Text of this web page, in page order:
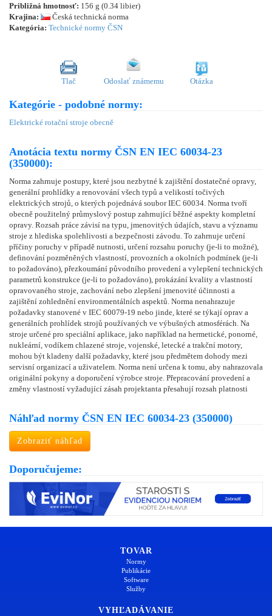
Približná hmotnosť: 156 g (0.34 libier)
Krajina:
Česká technická norma
Kategória: Technické normy ČSN
Tlač Odoslať známemu Otázka
Kategórie - podobné normy:
Elektrické rotační stroje obecně
Anotácia textu normy ČSN EN IEC 60034-23
(350000):
Norma zahrnuje postupy, které jsou nezbytné k zajištění dostatečné opravy,
generální prohlídky a renovování všech typů a velikostí točivých
elektrických strojů, o kterých pojednává soubor IEC 60034. Norma tvoří
obecně použitelný průmyslový postup zahrnující běžné aspekty kompletní
opravy. Rozsah práce závisí na typu, jmenovitých údajích, stavu a významu
stroje z hlediska spolehlivosti a bezpečnosti závodu. To zahrnuje určení
příčiny poruchy v případě nutnosti, určení rozsahu poruchy (je-li to možné),
definování pozměněných vlastností, provozních a okolních podmínek (je-li
to požadováno), přezkoumání původního provedení a vylepšení technických
parametrů konstrukce (je-li to požadováno), prokázání kvality a vlastností
opravovaného stroje, zachování nebo zlepšení jmenovité účinnosti a
zajištění zohlednění environmentálních aspektů. Norma nenahrazuje
požadavky stanovené v IEC 60079-19 nebo jinde, které se týkají oprav a
generálních prohlídek strojů používaných ve výbušných atmosférách. Na
stroje určené pro speciální aplikace, jako například na hermetické, ponorné,
nukleární, vodíkem chlazené stroje, vojenské, letecké a trakční motory,
mohou být kladeny další požadavky, které jsou předmětem dohody mezi
servisní organizací a uživatelem. Norma není určena k tomu, aby nahrazovala
originální pokyny a doporučení výrobce stroje. Přepracování provedení a
změny vlastností vyžadující zásah projektanta přesahují rozsah platnosti
Náhľad normy ČSN EN IEC 60034-23 (350000)
Zobraziť náhľad
Doporučujeme:
TOVAR
Normy
Publikácie
Software
Služby
VYHĽADÁVANIE